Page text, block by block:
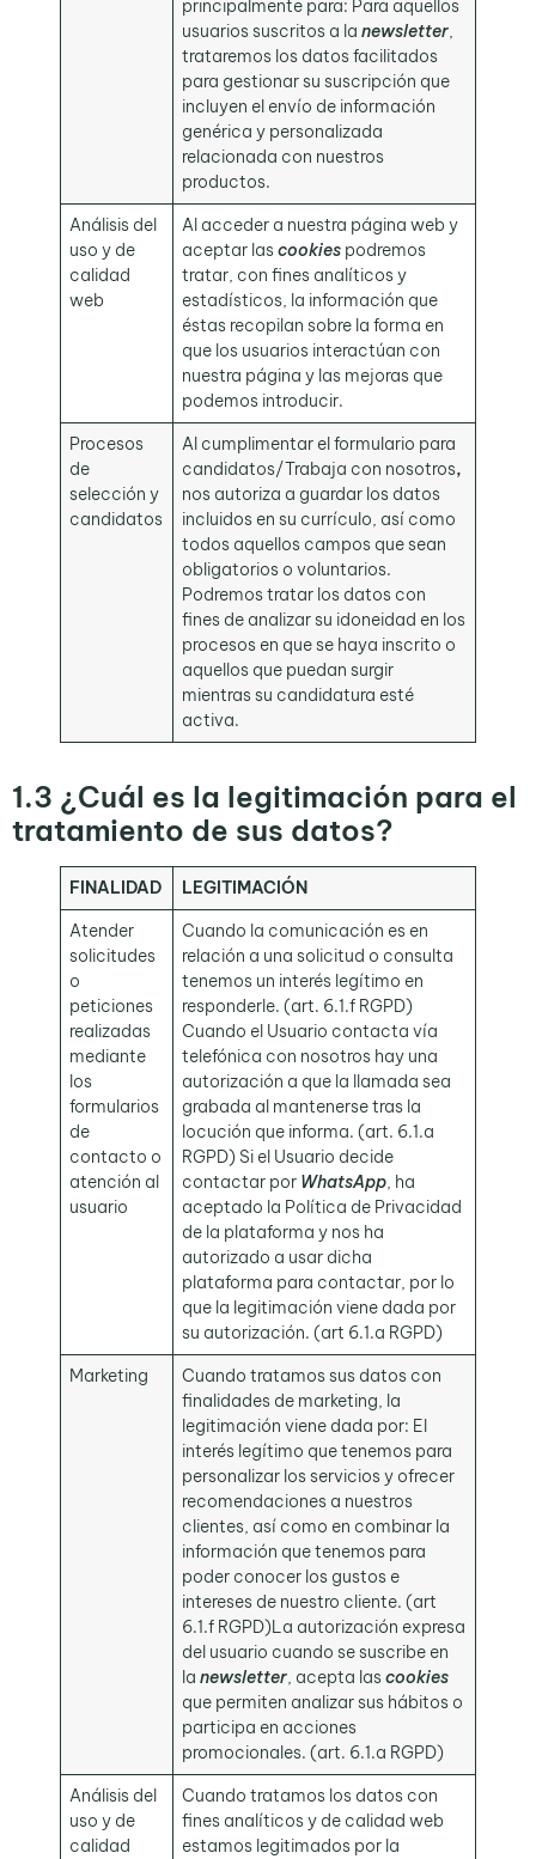
principalmente para: Para aquellos
usuarios suscritos a lanewsletter,
trataremos los datos facilitados
para gestionar su suscripción que
incluyen el envío de información
genérica y personalizada
relacionada con nuestros
productos.
Análisis del
uso y de
calidad
web
Al acceder a nuestra página web y
aceptar lascookies podremos
tratar, con fines analíticos y
estadísticos, la información que
éstas recopilan sobre la forma en
que los usuarios interactúan con
nuestra página y las mejoras que
podemos introducir.
Procesos
de
selección y
candidatos
Al cumplimentar el formulario para
candidatos/Trabaja con nosotros,
nos autoriza a guardar los datos
incluidos en su currículo, así como
todos aquellos campos que sean
obligatorios o voluntarios.
Podremos tratar los datos con
fines de analizar su idoneidad en los
procesos en que se haya inscrito o
aquellos que puedan surgir
mientras su candidatura esté
activa.
1.3 ¿Cuál es la legitimación para el
tratamiento de sus datos?
FINALIDAD
LEGITIMACIÓN
Atender
solicitudes
o
peticiones
realizadas
mediante
los
formularios
de
contacto o
atención al
usuario
Cuando la comunicación es en
relación a una solicitud o consulta
tenemos un interés legítimo en
responderle. (art. 6.1.f RGPD)
Cuando el Usuario contacta vía
telefónica con nosotros hay una
autorización a que la llamada sea
grabada al mantenerse tras la
locución que informa. (art. 6.1.a
RGPD) Si el Usuario decide
contactar por WhatsApp, ha
aceptado la Política de Privacidad
de la plataforma y nos ha
autorizado a usar dicha
plataforma para contactar, por lo
que la legitimación viene dada por
su autorización. (art 6.1.a RGPD)
Marketing
Cuando tratamos sus datos con
finalidades de marketing, la
legitimación viene dada por: El
interés legítimo que tenemos para
personalizar los servicios y ofrecer
recomendaciones a nuestros
clientes, así como en combinar la
información que tenemos para
poder conocer los gustos e
intereses de nuestro cliente. (art
6.1.f RGPD)La autorización expresa
del usuario cuando se suscribe en
lanewsletter, acepta lascookies
que permiten analizar sus hábitos o
participa en acciones
promocionales. (art. 6.1.a RGPD)
Análisis del
uso y de
calidad
Cuando tratamos los datos con
fines analíticos y de calidad web
estamos legitimados por la